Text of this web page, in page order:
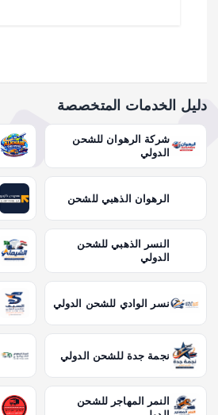
دليل الخدمات المتخصصة
شركة الرهوان للشحن
الدولي
الرهوان الذهبي للشحن
النسر الذهبي للشحن
الدولي
نسر الوادي للشحن الدولي
نجمة جدة للشحن الدولي
النمر المهاجر للشحن